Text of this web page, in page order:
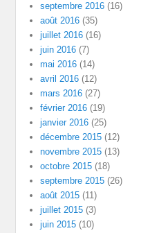
septembre 2016 (16)
août 2016 (35)
juillet 2016 (16)
juin 2016 (7)
mai 2016 (14)
avril 2016 (12)
mars 2016 (27)
février 2016 (19)
janvier 2016 (25)
décembre 2015 (12)
novembre 2015 (13)
octobre 2015 (18)
septembre 2015 (26)
août 2015 (11)
juillet 2015 (3)
juin 2015 (10)